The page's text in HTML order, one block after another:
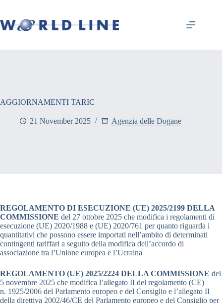
AGGIORNAMENTI TARIC
21 November 2025 Agenzia delle Dogane
REGOLAMENTO DI ESECUZIONE (UE) 2025/2199 DELLA
COMMISSIONE del 27 ottobre 2025 che modifica i regolamenti di
esecuzione (UE) 2020/1988 e (UE) 2020/761 per quanto riguarda i
quantitativi che possono essere importati nell’ambito di determinati
contingenti tariffari a seguito della modifica dell’accordo di
associazione tra l’Unione europea e l’Ucraina
REGOLAMENTO (UE) 2025/2224 DELLA COMMISSIONE del
5 novembre 2025 che modifica l’allegato II del regolamento (CE)
n. 1925/2006 del Parlamento europeo e del Consiglio e l’allegato II
della direttiva 2002/46/CE del Parlamento europeo e del Consiglio per